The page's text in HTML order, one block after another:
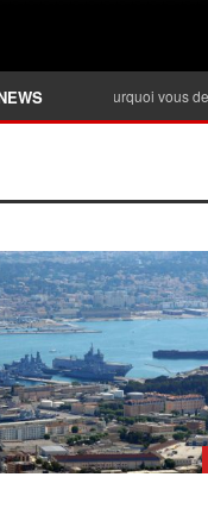
et pourquoi vous devriez